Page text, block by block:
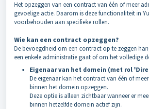
Het opzeggen van een contract van één of meer
gevoelige actie. Daarom is deze functionaliteit in
voorbehouden aan specifieke rollen.
Wie kan een contract opzeggen?
De bevoegdheid om een contract op te zeggen
een enkele administratie gaat of om het volledige
Eigenaar van het domein (met rol
De eigenaar kan het contract van één of
binnen het domein opzeggen.
Deze optie is alleen zichtbaar wanneer er
binnen hetzelfde domein actief zijn.